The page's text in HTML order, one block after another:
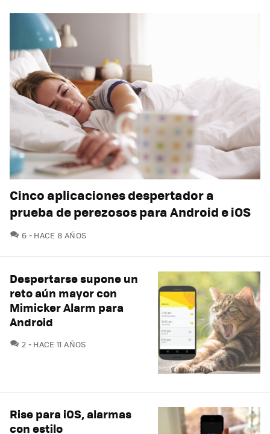
Cinco aplicaciones despertador a
prueba de perezosos para Android e iOS
6 COMENTARIOS
HACE 8 AÑOS
Despertarse supone un
reto aún mayor con
Mimicker Alarm para
Android
2 COMENTARIOS
HACE 11 AÑOS
Rise para iOS, alarmas
con estilo